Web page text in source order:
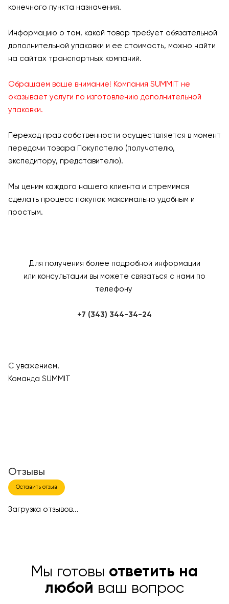
конечного пункта назначения.
Информацию о том, какой товар требует обязательной
дополнительной упаковки и ее стоимость, можно найти
на сайтах транспортных компаний.
Обращаем ваше внимание! Компания SUMMIT не
оказывает услуги по изготовлению дополнительной
упаковки.
Переход прав собственности осуществляется в момент
передачи товара Покупателю (получателю,
экспедитору, представителю).
Мы ценим каждого нашего клиента и стремимся
сделать процесс покупок максимально удобным и
простым.
Для получения более подробной информации
или консультации вы можете связаться с нами по
телефону
+7 (343) 344-34-24
С уважением,
Команда SUMMIT
Отзывы
Оставить отзыв
Загрузка отзывов...
Мы готовы ответить на
любой ваш вопрос